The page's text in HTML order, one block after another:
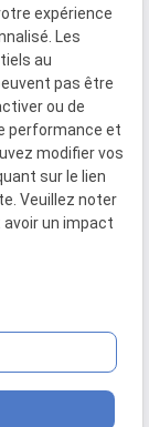
Plan du
site
phone
expérience
Les
au
pas être
ou de
performance et
modifier vos
sur le lien
Veuillez noter
un impact